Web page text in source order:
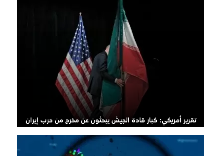
تقرير أمريكي: كبار قادة الجيش يبحثون عن مخرج من حرب إيران